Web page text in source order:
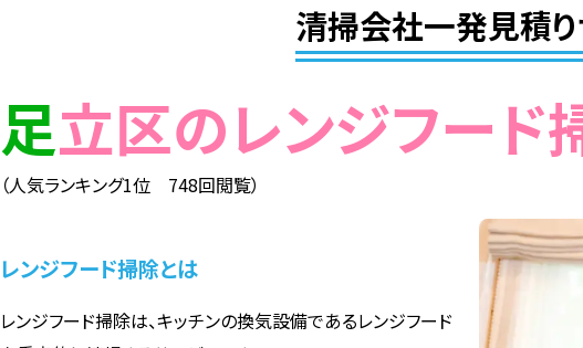
清掃会社一発見積り
足立区のレンジフー
（人気ランキング1位 748回閲覧）
レンジフード掃除とは
レンジフード掃除は、キッチンの換気設備であるレンジフード